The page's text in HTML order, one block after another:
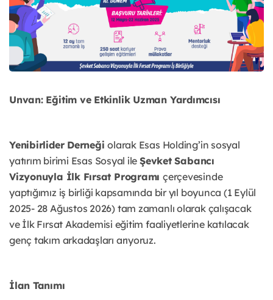
Unvan: Eğitim ve Etkinlik Uzman Yardımcısı
Yenibirlider Derneğiolarak Esas Holding’in sosyal
yatırım birimi Esas Sosyal ileŞevket Sabancı
Vizyonuyla İlk Fırsat Programıçerçevesinde
yaptığımız iş birliği kapsamında bir yıl boyunca (1 Eylül
2025- 28 Ağustos 2026) tam zamanlı olarak çalışacak
ve İlk Fırsat Akademisi eğitim faaliyetlerine katılacak
genç takım arkadaşları arıyoruz.
İlan Tanımı